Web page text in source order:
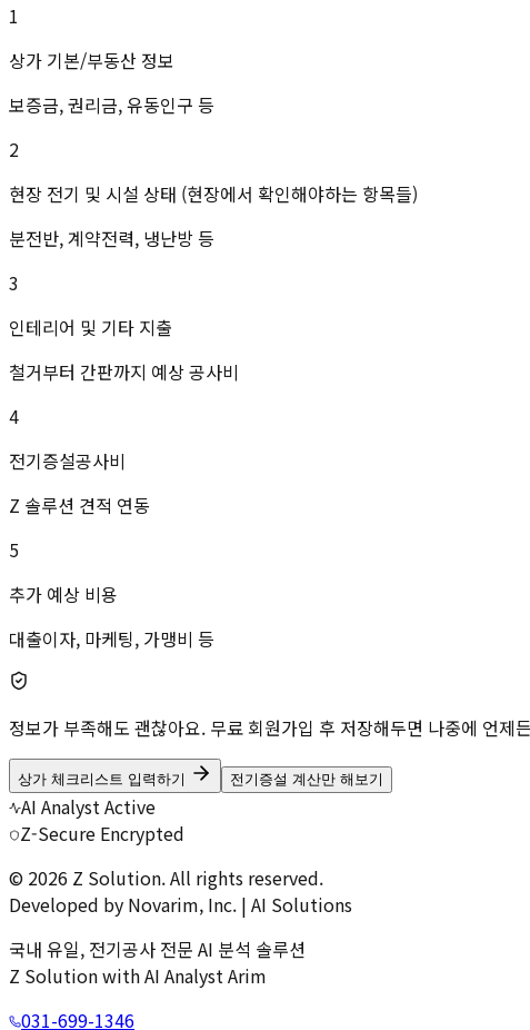
1
상가 기본/부동산 정보
보증금, 권리금, 유동인구 등
2
현장 전기 및 시설 상태 (현장에서 확인해야하는 항목들)
분전반, 계약전력, 냉난방 등
3
인테리어 및 기타 지출
철거부터 간판까지 예상 공사비
4
전기증설공사비
Z 솔루션 견적 연동
5
추가 예상 비용
대출이자, 마케팅, 가맹비 등
정보가 부족해도 괜찮아요. 무료 회원가입 후 저장해두면 나중에 언제
상가 체크리스트 입력하기 전기증설 계산만 해보기
AI Analyst Active
Z-Secure Encrypted
© 2026 Z Solution. All rights reserved.
Developed by Novarim, Inc. | AI Solutions
국내 유일, 전기공사 전문 AI 분석 솔루션
Z Solution with AI Analyst Arim
031-699-1346